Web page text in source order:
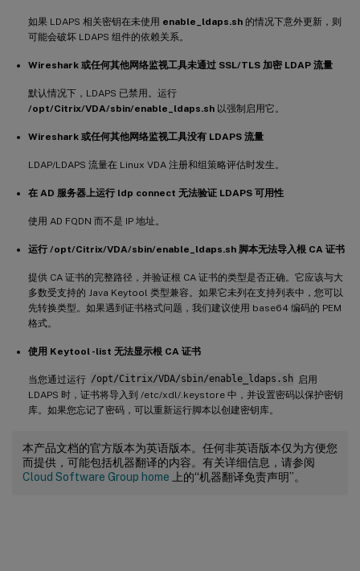
如果 LDAPS 相关密钥在未使用 enable_ldaps.sh 的情况下意外更新，则
可能会破坏 LDAPS 组件的依赖关系。
Wireshark 或任何其他网络监视工具未通过 SSL/TLS 加密 LDAP 流量
默认情况下，LDAPS 已禁用。运行
/opt/Citrix/VDA/sbin/enable_ldaps.sh 以强制启用它。
Wireshark 或任何其他网络监视工具没有 LDAPS 流量
LDAP/LDAPS 流量在 Linux VDA 注册和组策略评估时发生。
在 AD 服务器上运行 ldp connect 无法验证 LDAPS 可用性
使用 AD FQDN 而不是 IP 地址。
运行 /opt/Citrix/VDA/sbin/enable_ldaps.sh 脚本无法导入根 CA 证书
提供 CA 证书的完整路径，并验证根 CA 证书的类型是否正确。它应该与大
多数受支持的 Java Keytool 类型兼容。如果它未列在支持列表中，您可以
先转换类型。如果遇到证书格式问题，我们建议使用 base64 编码的 PEM
格式。
使用 Keytool -list 无法显示根 CA 证书
当您通过运行 /opt/Citrix/VDA/sbin/enable_ldaps.sh
启用
LDAPS 时，证书将导入到 /etc/xdl/.keystore 中，并设置密码以保护密钥
库。如果您忘记了密码，可以重新运行脚本以创建密钥库。
本产品文档的官方版本为英语版本。任何非英语版本仅为方便您
而提供，可能包括机器翻译的内容。有关详细信息，请参阅
Cloud Software Group home 上的“机器翻译免责声明”。